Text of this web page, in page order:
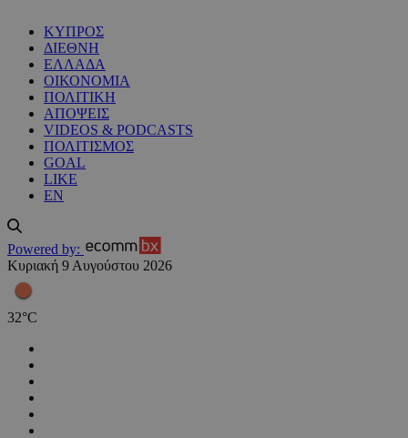
ΚΥΠΡΟΣ
ΔΙΕΘΝΗ
ΕΛΛΑΔΑ
ΟΙΚΟΝΟΜΙΑ
ΠΟΛΙΤΙΚΗ
ΑΠΟΨΕΙΣ
VIDEOS & PODCASTS
ΠΟΛΙΤΙΣΜΟΣ
GOAL
LIKE
EN
Powered by:
Κυριακή 9 Αυγούστου 2026
32°C